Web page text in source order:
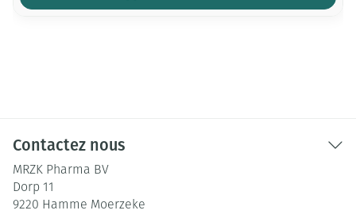
Contactez nous
MRZK Pharma BV
Dorp 11
9220 Hamme Moerzeke